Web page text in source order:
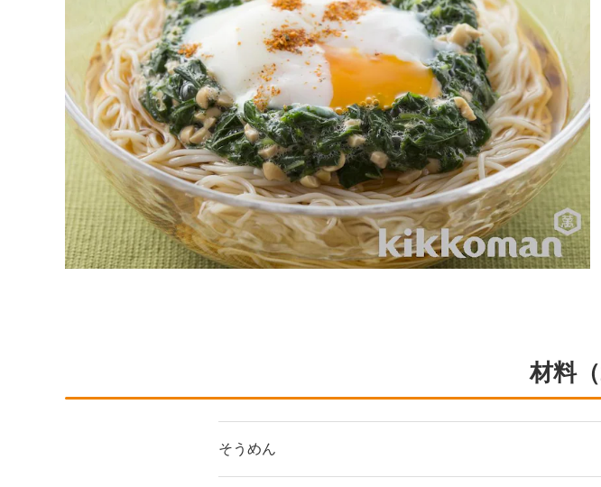
材料（
そうめん